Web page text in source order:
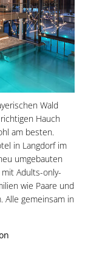
Wald
Hauch
am besten.
in Langdorf im
umgebauten
Adults-only-
wie Paare und
Alle gemeinsam in